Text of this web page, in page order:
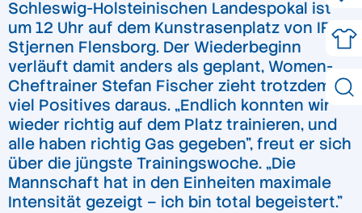
Schleswig-Holsteinischen Landespokal ist
um 12 Uhr auf dem Kunstrasenplatz von IF
Stjernen Flensborg. Der Wiederbeginn
verläuft damit anders als geplant, Women-
Cheftrainer Stefan Fischer zieht trotzdem
viel Positives daraus. „Endlich konnten wir
wieder richtig auf dem Platz trainieren, und
alle haben richtig Gas gegeben”, freut er sich
über die jüngste Trainingswoche. „Die
Mannschaft hat in den Einheiten maximale
Intensität gezeigt – ich bin total begeistert.”